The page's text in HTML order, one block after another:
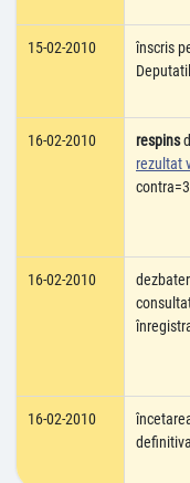
15-02-2010
înscris
16-02-2010 respins
rezultat
16-02-2010
16-02-2010